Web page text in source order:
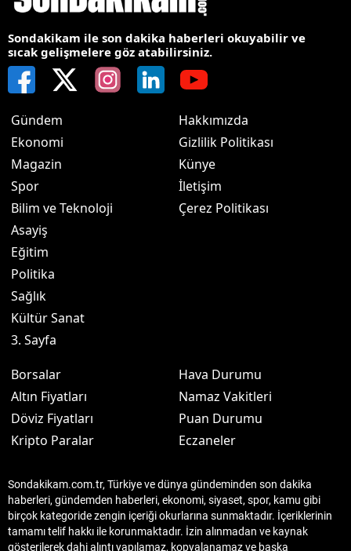
Sondakikam ile son dakika haberleri okuyabilir ve
sıcak gelişmelere göz atabilirsiniz.
Gündem
Ekonomi
Magazin
Spor
Bilim ve Teknoloji
Asayiş
Eğitim
Politika
Sağlık
Kültür Sanat
3. Sayfa
Hakkımızda
Gizlilik Politikası
Künye
İletişim
Çerez Politikası
Borsalar
Altın Fiyatları
Döviz Fiyatları
Kripto Paralar
Hava Durumu
Namaz Vakitleri
Puan Durumu
Eczaneler
Sondakikam.com.tr, Türkiye ve dünya gündeminden son dakika
haberleri, gündemden haberleri, ekonomi, siyaset, spor, kamu gibi
birçok kategoride zengin içeriği okurlarına sunmaktadır. İçeriklerinin
tamamı telif hakkı ile korunmaktadır. İzin alınmadan ve kaynak
gösterilerek dahi alıntı yapılamaz, kopyalanamaz ve başka